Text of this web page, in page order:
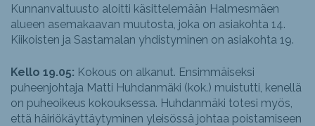
Kunnanvaltuusto aloitti käsittelemään Halmesmäen
alueen asemakaavan muutosta, joka on asiakohta 14.
Kiikoisten ja Sastamalan yhdistyminen on asiakohta 19.
Kello 19.05: Kokous on alkanut. Ensimmäiseksi
puheenjohtaja Matti Huhdanmäki (kok.) muistutti, kenellä
on puheoikeus kokouksessa. Huhdanmäki totesi myös,
että häiriökäyttäytyminen yleisössä johtaa poistamiseen